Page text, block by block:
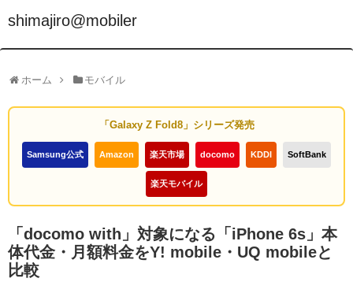
shimajiro@mobiler
ホーム モバイル
「Galaxy Z Fold8」シリーズ発売
Samsung公式 Amazon 楽天市場 docomo KDDI SoftBank
楽天モバイル
「docomo with」対象になる「iPhone 6s」本
体代金・月額料金をY! mobile・UQ mobileと
比較